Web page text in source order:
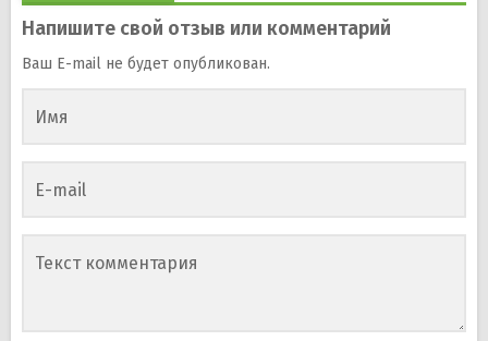
Напишите свой отзыв или комментарий
Ваш E-mail не будет опубликован.
Имя
E-mail
Текст комментария